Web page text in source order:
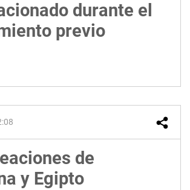
durante el
previo
de
y Egipto